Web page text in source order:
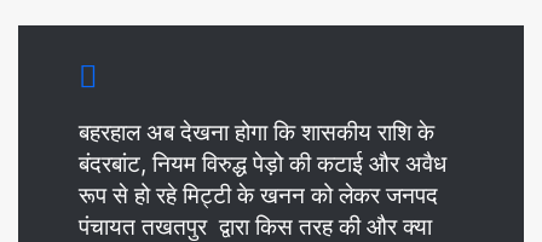
बहरहाल अब देखना होगा कि शासकीय राशि के
बंदरबांट, नियम विरुद्ध पेड़ो की कटाई और अवैध
रूप से हो रहे मिट्टी के खनन को लेकर जनपद
पंचायत तखतपुर द्वारा किस तरह की और क्या